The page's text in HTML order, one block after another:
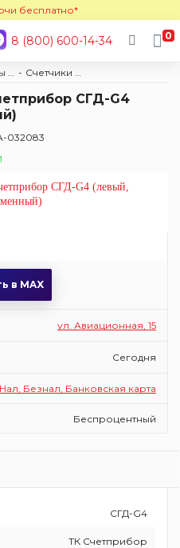
бесплатно*
8 (800) 600-14-34 0
СГД-G4
032083
в MAX
ул. Авиационная, 15
Сегодня
Нал, Безнал, Банковская карта
Беспроцентный
СГД-G4
ТК Счетприбор